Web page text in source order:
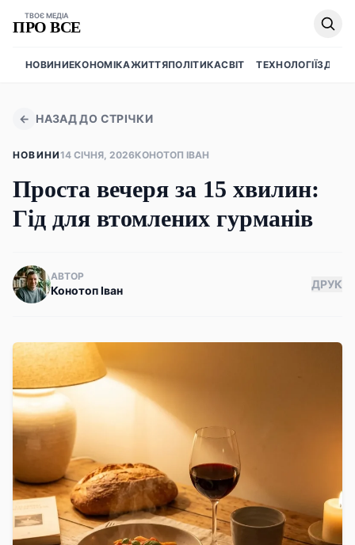
ТВОЄ МЕДІА
ПРО ВСЕ
НОВИНИЕКОНОМІКАЖИТТЯПОЛІТИКАСВІТ ТЕХНОЛОГІЇ
← НАЗАД ДО СТРІЧКИ
НОВИНИ14 СІЧНЯ, 2026КОНОТОП ІВАН
Проста вечеря за 15 хвилин:
Гід для втомлених гурманів
АВТОР
Конотоп Іван ДРУК